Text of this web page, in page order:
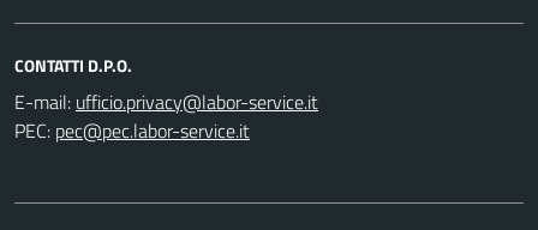
CONTATTI D.P.O.
E-mail:
PEC: